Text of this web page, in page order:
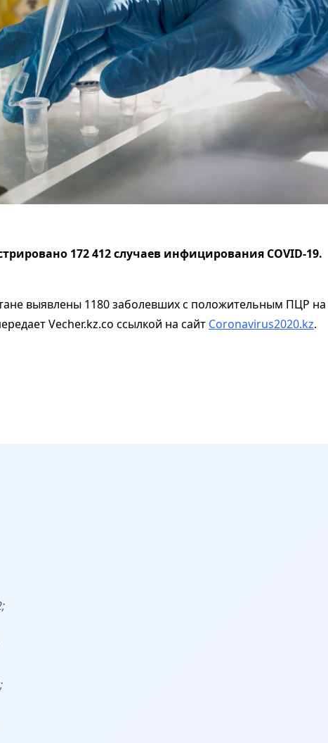
172 412 случаев инфицирования COVID-19.
выявлены 1180 заболевших с положительным ПЦР на
Vecher.kz.со ссылкой на сайт Coronavirus2020.kz.